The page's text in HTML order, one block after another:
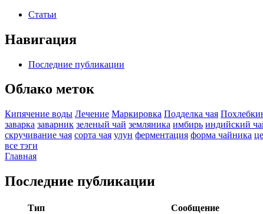
Статьи
Навигация
Последние публикации
Облако меток
Кипячение воды Лечение Маркировка Подделка чая
заварка заварник зеленый чай земляника имбирь индийский
скручивание чая сорта чая улун ферментация форма чайника
все тэги
Главная
Последние публикации
Тип Сообщение